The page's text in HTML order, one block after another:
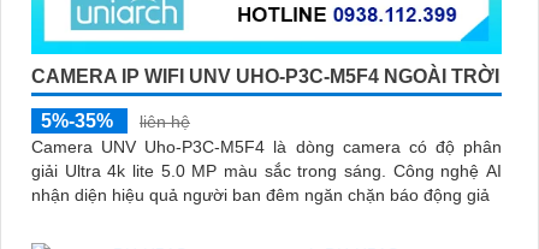
CAMERA IP WIFI UNV UHO-P3C-M5F4 NGOÀI TRỜI
5%-35%
liên hệ
Camera UNV Uho-P3C-M5F4 là dòng camera có độ phân
giải Ultra 4k lite 5.0 MP màu sắc trong sáng. Công nghệ AI
nhận diện hiệu quả người ban đêm ngăn chặn báo động giả